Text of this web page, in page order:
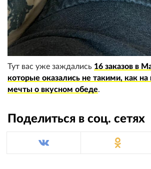
Тут вас уже заждались 16 заказов в
которые оказались не такими, как на
мечты о вкусном обеде.
Поделиться в соц. сетях